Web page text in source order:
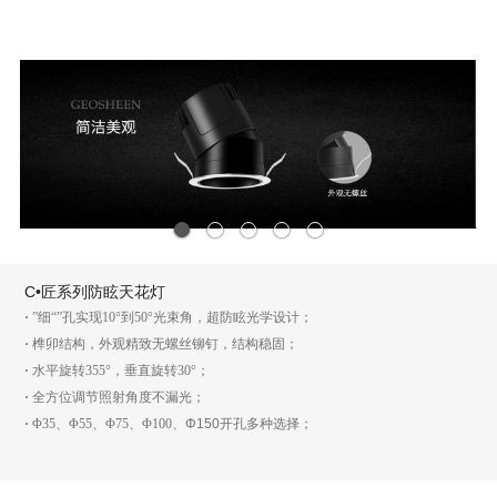
C•匠系列防眩天花灯
·”细“”孔实现10°到50°光束角，超防眩光学设计；
·榫卯结构，外观精致无螺丝铆钉，结构稳固；
·水平旋转355°，垂直旋转30°；
·全方位调节照射角度不漏光；
·Φ35、Φ55、Φ75、Φ100、Φ150开孔多种选择；